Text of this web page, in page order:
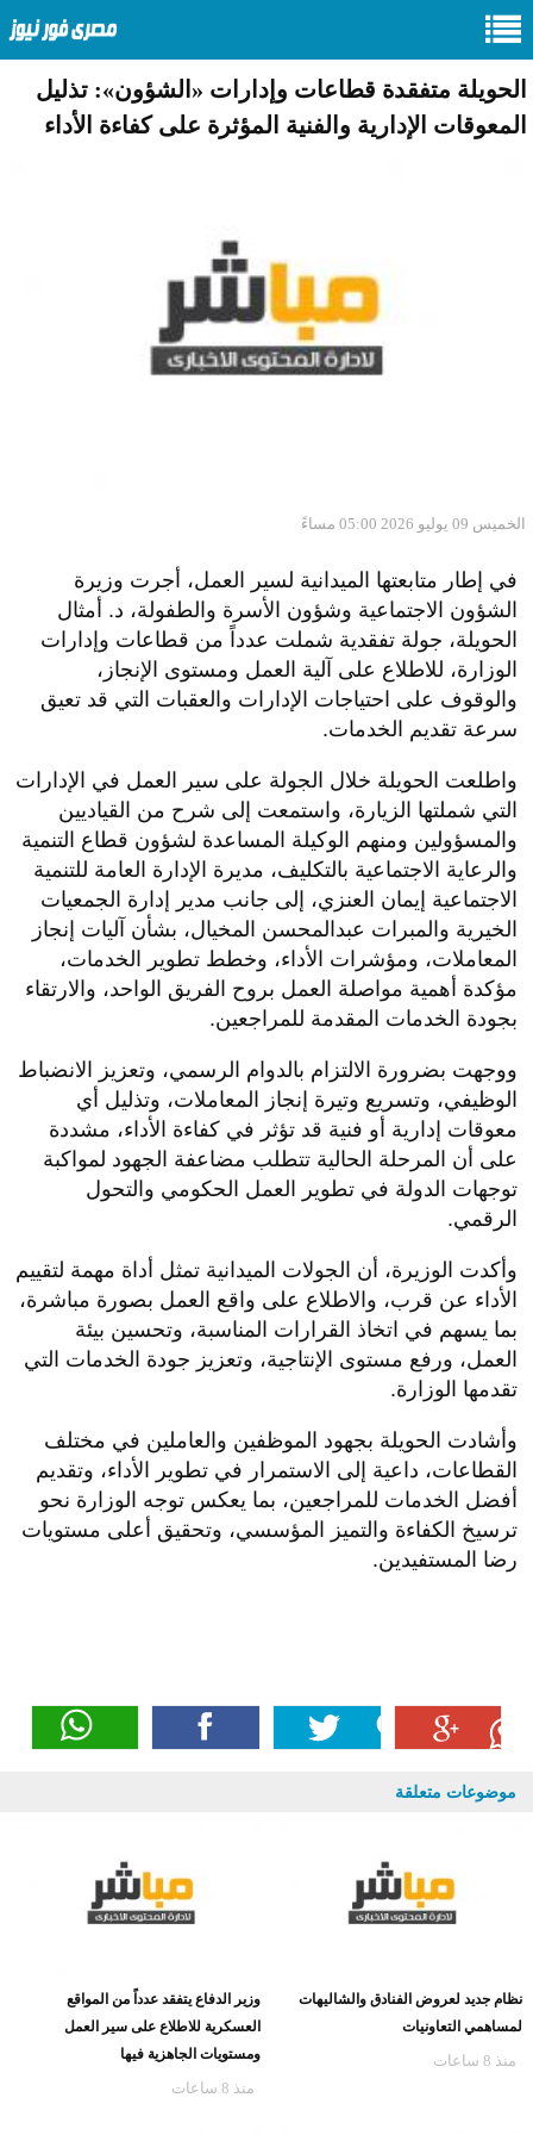
الحويلة متفقدة قطاعات وإدارات «الشؤون»: تذليل
المعوقات الإدارية والفنية المؤثرة على كفاءة الأداء
الخميس 09 يوليو 2026 05:00 مساءً
في إطار متابعتها الميدانية لسير العمل، أجرت وزيرة
الشؤون الاجتماعية وشؤون الأسرة والطفولة، د. أمثال
الحويلة، جولة تفقدية شملت عدداً من قطاعات وإدارات
الوزارة، للاطلاع على آلية العمل ومستوى الإنجاز،
والوقوف على احتياجات الإدارات والعقبات التي قد تعيق
سرعة تقديم الخدمات.
واطلعت الحويلة خلال الجولة على سير العمل في الإدارات
التي شملتها الزيارة، واستمعت إلى شرح من القياديين
والمسؤولين ومنهم الوكيلة المساعدة لشؤون قطاع التنمية
والرعاية الاجتماعية بالتكليف، مديرة الإدارة العامة للتنمية
الاجتماعية إيمان العنزي، إلى جانب مدير إدارة الجمعيات
الخيرية والمبرات عبدالمحسن المخيال، بشأن آليات إنجاز
المعاملات، ومؤشرات الأداء، وخطط تطوير الخدمات،
مؤكدة أهمية مواصلة العمل بروح الفريق الواحد، والارتقاء
بجودة الخدمات المقدمة للمراجعين.
ووجهت بضرورة الالتزام بالدوام الرسمي، وتعزيز الانضباط
الوظيفي، وتسريع وتيرة إنجاز المعاملات، وتذليل أي
معوقات إدارية أو فنية قد تؤثر في كفاءة الأداء، مشددة
على أن المرحلة الحالية تتطلب مضاعفة الجهود لمواكبة
توجهات الدولة في تطوير العمل الحكومي والتحول
الرقمي.
وأكدت الوزيرة، أن الجولات الميدانية تمثل أداة مهمة لتقييم
الأداء عن قرب، والاطلاع على واقع العمل بصورة مباشرة،
بما يسهم في اتخاذ القرارات المناسبة، وتحسين بيئة
العمل، ورفع مستوى الإنتاجية، وتعزيز جودة الخدمات التي
تقدمها الوزارة.
وأشادت الحويلة بجهود الموظفين والعاملين في مختلف
القطاعات، داعية إلى الاستمرار في تطوير الأداء، وتقديم
أفضل الخدمات للمراجعين، بما يعكس توجه الوزارة نحو
ترسيخ الكفاءة والتميز المؤسسي، وتحقيق أعلى مستويات
رضا المستفيدين.
موضوعات متعلقة
نظام جديد لعروض الفنادق والشاليهات
لمساهمي التعاونيات
منذ 8 ساعات
وزير الدفاع يتفقد عدداً من المواقع
العسكرية للاطلاع على سير العمل
ومستويات الجاهزية فيها
منذ 8 ساعات